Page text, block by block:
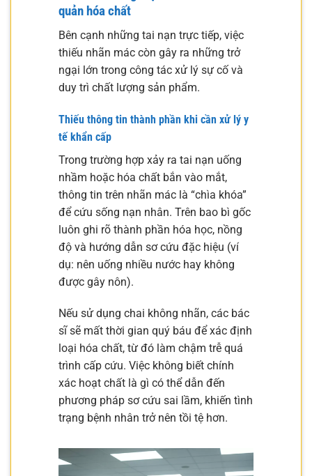
quản hóa chất
Bên cạnh những tai nạn trực tiếp, việc
thiếu nhãn mác còn gây ra những trở
ngại lớn trong công tác xử lý sự cố và
duy trì chất lượng sản phẩm.
Thiếu thông tin thành phần khi cần xử lý y
tế khẩn cấp
Trong trường hợp xảy ra tai nạn uống
nhầm hoặc hóa chất bắn vào mắt,
thông tin trên nhãn mác là “chìa khóa”
để cứu sống nạn nhân. Trên bao bì gốc
luôn ghi rõ thành phần hóa học, nồng
độ và hướng dẫn sơ cứu đặc hiệu (ví
dụ: nên uống nhiều nước hay không
được gây nôn).
Nếu sử dụng chai không nhãn, các bác
sĩ sẽ mất thời gian quý báu để xác định
loại hóa chất, từ đó làm chậm trễ quá
trình cấp cứu. Việc không biết chính
xác hoạt chất là gì có thể dẫn đến
phương pháp sơ cứu sai lầm, khiến tình
trạng bệnh nhân trở nên tồi tệ hơn.